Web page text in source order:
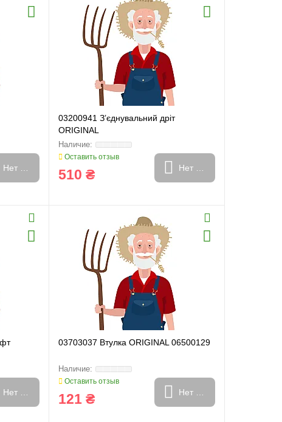
Нет в наличии
03200941 З’єднувальний дріт
ORIGINAL
Оставить отзыв
510 ₴ Нет в наличии
Нет в наличии
03703037 Втулка ORIGINAL 06500129
Оставить отзыв
121 ₴ Нет в наличии